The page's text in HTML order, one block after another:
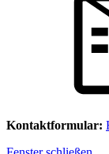
Kontaktformular: